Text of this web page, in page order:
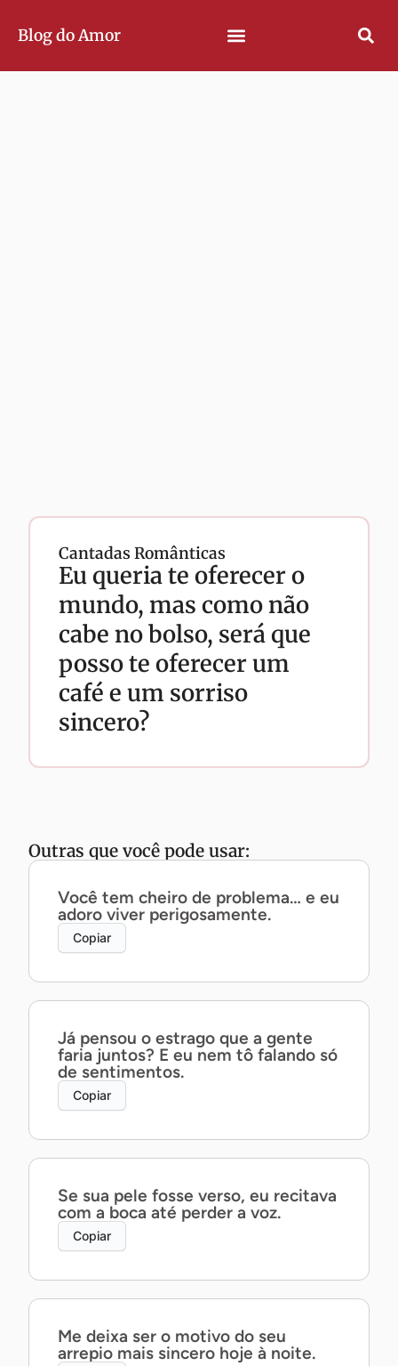
Blog do Amor
Cantadas Românticas
Eu queria te oferecer o
mundo, mas como não
cabe no bolso, será que
posso te oferecer um
café e um sorriso
sincero?
Outras que você pode usar:
Você tem cheiro de problema… e eu
adoro viver perigosamente.
Copiar
Já pensou o estrago que a gente
faria juntos? E eu nem tô falando só
de sentimentos.
Copiar
Se sua pele fosse verso, eu recitava
com a boca até perder a voz.
Copiar
Me deixa ser o motivo do seu
arrepio mais sincero hoje à noite.